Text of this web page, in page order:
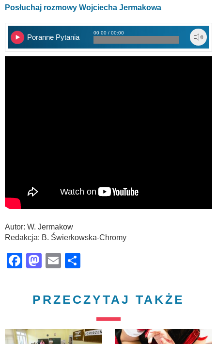
Posłuchaj rozmowy Wojciecha Jermakowa
Poranne Pytania
00:00 / 00:00
Autor: W. Jermakow
Redakcja: B. Świerkowska-Chromy
Facebook
Mastodon
Email
PRZECZYTAJ TAKŻE